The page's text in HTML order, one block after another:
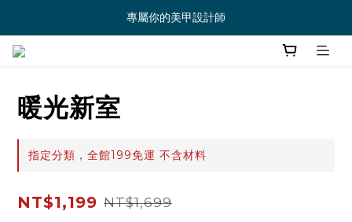
專屬你的美甲設計師
暖光新室
指定分類，全館199免運 不含材料
NT$1,199 NT$1,699